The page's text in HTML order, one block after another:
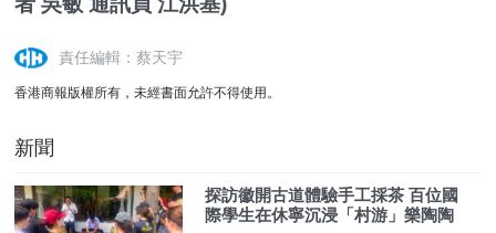
責任編輯：蔡天宇
香港商報版權所有，未經書面允許不得使用。
新聞
探訪徽開古道體驗手工採茶 百位國
際學生在休寧沉浸「村游」樂陶陶